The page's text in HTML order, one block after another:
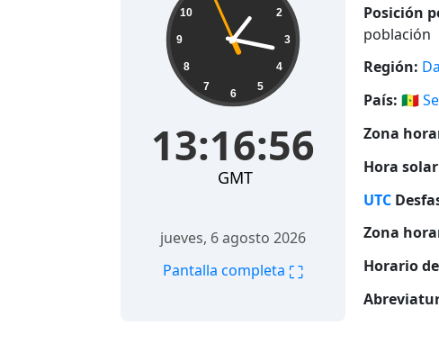
2
3
4
5
6
7
8
9
10
13:16:57
GMT
jueves, 6 agosto 2026
Pantalla completa ⛶
Posición
población
Región:
País: 🇸🇳
Zona
Hora
UTC
Zona
Horario